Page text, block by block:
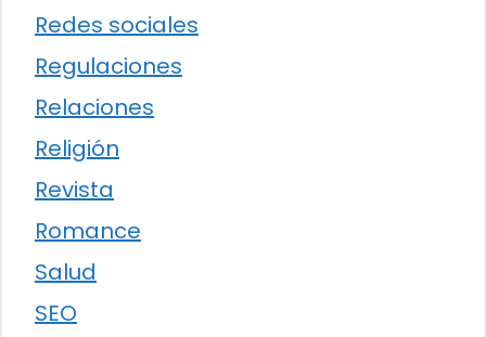
Redes sociales
Regulaciones
Relaciones
Religión
Revista
Romance
Salud
SEO